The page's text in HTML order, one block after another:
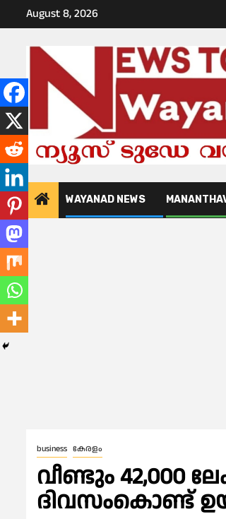
to
August 8, 2026
WAYANAD NEWS
business കേരളം
വീണ്ടും 42,000
ദിവസംകൊണ്ട്